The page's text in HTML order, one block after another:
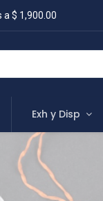
a $ 1,900.00
Exh y Disp